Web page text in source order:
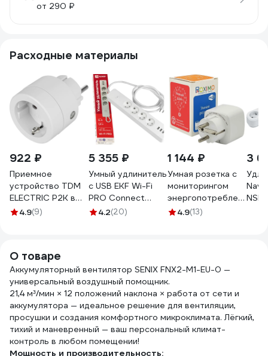
от 290 ₽
Расходные материалы
922 ₽
Приемное
устройство TDM
ELECTRIC Р2К в
розетку - комп.
нагрузкой
SQ1508-0212
4.9(9)
5 355 ₽
Умный удлинитель
c USB EKF Wi-Fi
PRO Connect
RCE-2-WF
4.2(20)
1 144 ₽
Умная розетка с
мониторингом
энергопотребления
Roximo
4.9(13)
3
О товаре
Аккумуляторный вентилятор SENIX FNX2-M1-EU-0 —
универсальный воздушный помощник.
21,4 м³/мин × 12 положений наклона × работа от сети и
аккумулятора — идеальное решение для вентиляции,
просушки и создания комфортного микроклимата. Лёгкий,
тихий и маневренный — ваш персональный климат-
контроль в любом помещении!
Мощность и производительность: